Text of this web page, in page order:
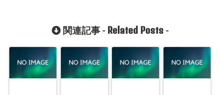
関連記事 - Related Posts-